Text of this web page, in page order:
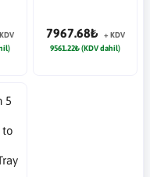
7967.68₺
+ KDV
9561.22₺ (KDV dahil)